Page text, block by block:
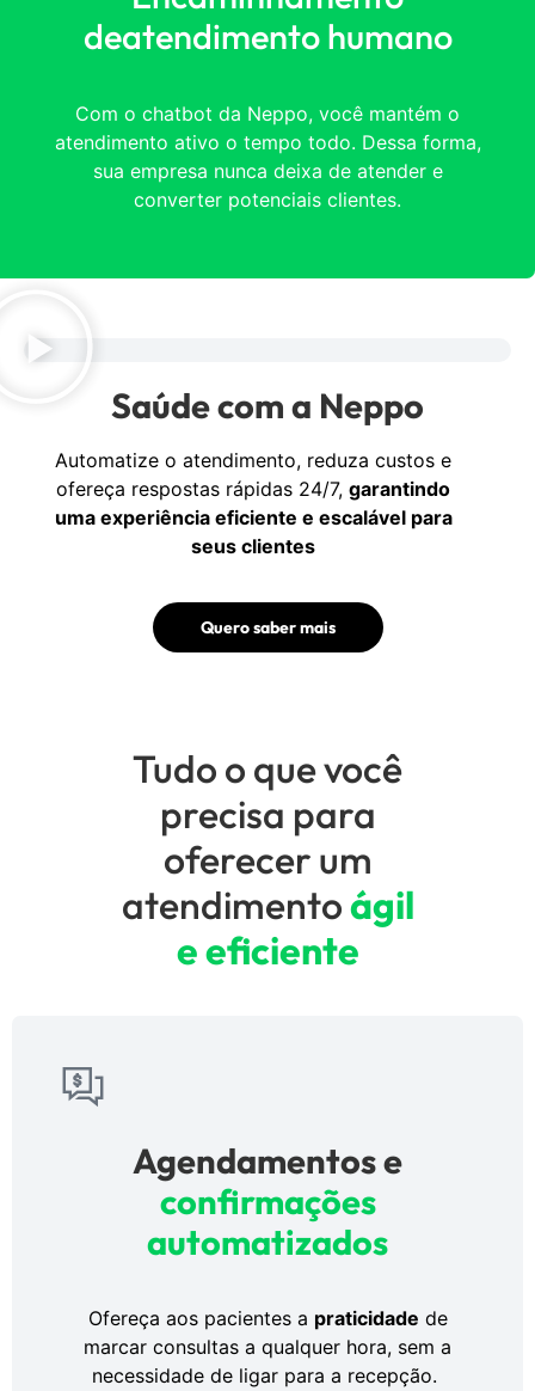
deatendimento humano
Com o chatbot da Neppo, você mantém o
atendimento ativo o tempo todo. Dessa forma,
sua empresa nunca deixa de atender e
converter potenciais clientes.
Saúde com a Neppo
Automatize o atendimento, reduza custos e
ofereça respostas rápidas 24/7,garantindo
uma experiência eficiente e escalável para
seus clientes
Quero saber mais
Tudo o que você
precisa para
oferecer um
atendimentoágil
e eficiente
Agendamentos e
confirmações
automatizados
Ofereça aos pacientes a praticidade de
marcar consultas a qualquer hora, sem a
necessidade de ligar para a recepção.